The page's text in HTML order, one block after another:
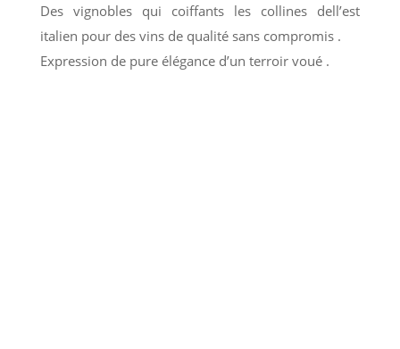
Des vignobles qui coiffants les collines dell’est
italien pour des vins de qualité sans compromis .
Expression de pure élégance d’un terroir voué .